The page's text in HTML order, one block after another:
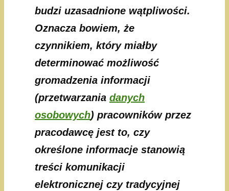
budzi uzasadnione wątpliwości.
Oznacza bowiem, że
czynnikiem, który miałby
determinować możliwość
gromadzenia informacji
(przetwarzania danych
osobowych) pracowników przez
pracodawcę jest to, czy
określone informacje stanowią
treści komunikacji
elektronicznej czy tradycyjnej